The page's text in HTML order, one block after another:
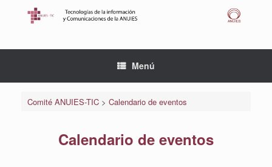
Menú
Comité ANUIES-TIC> Calendario de eventos
Calendario de eventos